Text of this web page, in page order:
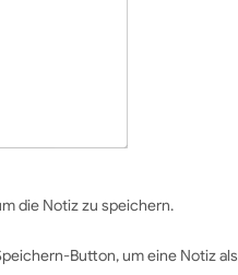
die Notiz zu speichern.
Button, um eine Notiz als